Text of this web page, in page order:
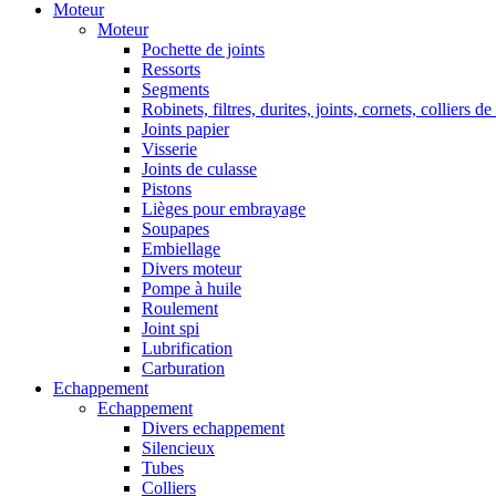
Moteur
Moteur
Pochette de joints
Ressorts
Segments
Robinets, filtres, durites, joints, cornets, colliers de
Joints papier
Visserie
Joints de culasse
Pistons
Lièges pour embrayage
Soupapes
Embiellage
Divers moteur
Pompe à huile
Roulement
Joint spi
Lubrification
Carburation
Echappement
Echappement
Divers echappement
Silencieux
Tubes
Colliers